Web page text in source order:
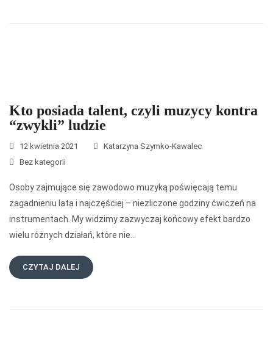
Kto posiada talent, czyli muzycy kontra
“zwykli” ludzie
12 kwietnia 2021
Katarzyna Szymko-Kawalec
Bez kategorii
Osoby zajmujące się zawodowo muzyką poświęcają temu
zagadnieniu lata i najczęściej – niezliczone godziny ćwiczeń na
instrumentach. My widzimy zazwyczaj końcowy efekt bardzo
wielu różnych działań, które nie…
CZYTAJ DALEJ